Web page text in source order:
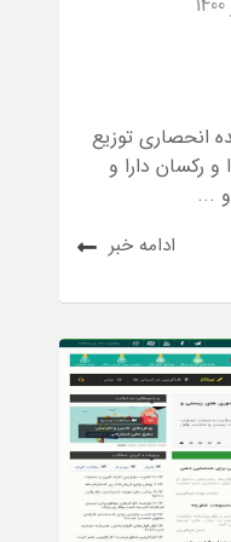
انحصاری توزیع
رکسان دارا و
...
ادامه خبر